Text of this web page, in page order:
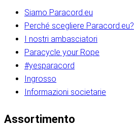
Siamo Paracord.eu
Perché scegliere Paracord.eu?
I nostri ambasciatori
Paracycle your Rope
#yesparacord
Ingrosso
Informazioni societarie​​​​‌ ‍ ​‍​‍‌‍ ‌ ​‍‌‍‍‌‌‍‌ ‌‍‍‌‌‍ ‍​‍​‍​ ‍‍​‍​‍‌ ​ ‌‍​‌‌‍ ‍‌‍‍‌‌ ‌​‌ ‍‌​‍ ‍‌‍‍‌‌‍ ​‍​‍​‍ ​​‍​‍‌‍‍​‌ ​‍‌‍‌‌‌‍‌‍​‍​‍​ ‍‍​‍​‍‌‍‍​‌ ‌​‌ ‌​‌ ​​‌ ​ ​ ‍‍​‍ ​‍ ‌ ​​‌‍​‌‌ ​‍‌‍​‌‌‍​ ‌‍ ‌ ​‍‌‍‌​​‍ ‍‌ ​ ‌‍​‌‌‍ ‍‌‍‍‌‌ ‌​‌ ‍‌​‍ ‍‌ ​ ‌ ‌​‌ ‌‌‌‍‌​‌‍‍‌‌‍ ​‍ ‌‍‍‌‌‍ ‍‌ ‌​‌‍‌‌‌‍ ‍‌ ‌​​‍ ‌‍‌‌‌‍‌​‌‍‍‌‌ ‌​​‍ ‌‍ ‌‌‍ ‌‍‌​‌‍‌‌​ ‌‌ ​​‌ ​‍‌‍‌‌‌ ​ ‌‍‌‌‌‍ ‍‌ ‌​‌‍​‌‌ ‌​‌‍‍‌‌‍ ‌‍ ‍​ ‍ ‌‍‍‌‌‍‌​​ ‌‌‍‌‍‌‍ ‌‍ ‌ ‌​‌‍‌‌‌ ​‍​‍ ‌‌‍​‍‌ ​‍‌‍​‌‌‍ ‍‌‍‌​​‍ ‌‌‍‍‌‌‍ ‌‌ ​​‌ ​‍‌‍‍‌‌‍ ‍‌ ‌​​ ‍ ‌ ‌​‌ ‍‌‌ ​​‌‍‌‌​ ‌‌ ‌​‌ ​‍‌‍​‌‌‍ ‍‌ ​ ‌‍ ​‌‍​‌‌ ‌​‌‍‌‌‌‍‌​​‍ ‌‌‍ ‌‌‍‌‌‌ ​ ‌ ​ ‌‍​‌‌‍‌ ‌‍‌‌​ ‍ ‌ ​​‌‍​‌‌ ‌​‌‍‍​​ ‌‌ ‌‍‌‍​‌‌‍ ​‌ ‌‌‌‍‌‌​‍ ‍‌‍‍‌‌ ‌​‌‌ ‌​‍‌‌‌‌​​ ‌‍​‍‌‍​‌‌ ​ ‌‍‌‌‌‌‌‌‌ ​‍‌‍ ​​ ‌‌‍‍​‌ ‌​‌ ‌​‌ ​​‌ ​ ​‍‌‌​ ​ ‌​​‌​‍‌‌​ ​‍‌​‌‍​‍‌‌​ ​‍‌​‌‍‌ ​​‌‍​‌‌ ​‍‌‍​‌‌‍​ ‌‍ ‌ ​‍‌‍‌​​‍ ‍‌ ​ ‌‍​‌‌‍ ‍‌‍‍‌‌ ‌​‌ ‍‌​‍ ‍‌ ​ ‌ ‌​‌ ‌‌‌‍‌​‌‍‍‌‌‍ ​‍‌‍‌‍‍‌‌‍‌​​ ‌‌‍‌‍‌‍ ‌‍ ‌ ‌​‌‍‌‌‌ ​‍​‍ ‌‌‍​‍‌ ​‍‌‍​‌‌‍ ‍‌‍‌​​‍ ‌‌‍‍‌‌‍ ‌‌ ​​‌ ​‍‌‍‍‌‌‍ ‍‌ ‌​​‍‌‍‌ ‌​‌ ‍‌‌ ​​‌‍‌‌​ ‌‌ ‌​‌ ​‍‌‍​‌‌‍ ‍‌ ​ ‌‍ ​‌‍​‌‌ ‌​‌‍‌‌‌‍‌​​‍ ‌‌‍ ‌‌‍‌‌‌ ​ ‌ ​ ‌‍​‌‌‍‌ ‌‍‌‌​‍‌‍‌ ​​‌‍​‌‌ ‌​‌‍‍​​ ‌‌ ‌‍‌‍​‌‌‍ ​‌ ‌‌‌‍‌‌​‍ ‍‌‍‍‌‌ ‌​‌‌ ‌​‍‌‌‌‌​​‍‌‍‌ ​​‌‍‌‌‌ ​‍‌ ​ ‌ ​​‌‍‌‌‌‍​ ‌ ‌​‌‍‍‌‌ ‌‍‌‍‌‌​ ‌‌ ​​‌ ‌‌‌‍​‍‌‍ ​‌‍‍‌‌ ​ ‌‍‍​‌‍‌‌‌‍‌​​‍​‍‌ ‌​​​​‌ ‍ ​‍​‍‌‍ ‌ ​‍‌‍‍‌‌‍‌ ‌‍‍‌‌‍ ‍​‍​‍​ ‍‍​‍​‍‌ ​ ‌‍​‌‌‍ ‍‌‍‍‌‌ ‌​‌ ‍‌​‍ ‍‌‍‍‌‌‍ ​‍​‍​‍ ​​‍​‍‌‍‍​‌ ​‍‌‍‌‌‌‍‌‍​‍​‍​ ‍‍​‍​‍‌‍‍​‌ ‌​‌ ‌​‌ ​​‌ ​ ​ ‍‍​‍ ​‍ ‌ ​​‌‍​‌‌ ​‍‌‍​‌‌‍​ ‌‍ ‌ ​‍‌‍‌​​‍ ‍‌ ​ ‌‍​‌‌‍ ‍‌‍‍‌‌ ‌​‌ ‍‌​‍ ‍‌ ​ ‌ ‌​‌ ‌‌‌‍‌​‌‍‍‌‌‍ ​‍ ‌‍‍‌‌‍ ‍‌ ‌​‌‍‌‌‌‍ ‍‌ ‌​​‍ ‌‍‌‌‌‍‌​‌‍‍‌‌ ‌​​‍ ‌‍ ‌‌‍ ‌‍‌​‌‍‌‌​ ‌‌ ​​‌ ​‍‌‍‌‌‌ ​ ‌‍‌‌‌‍ ‍‌ ‌​‌‍​‌‌ ‌​‌‍‍‌‌‍ ‌‍ ‍​ ‍ ‌‍‍‌‌‍‌​​ ‌‌‍‌‍‌‍ ‌‍ ‌ ‌​‌‍‌‌‌ ​‍​‍ ‌‌‍​‍‌ ​‍‌‍​‌‌‍ ‍‌‍‌​​‍ ‌‌‍‍‌‌‍ ‌‌ ​​‌ ​‍‌‍‍‌‌‍ ‍‌ ‌​​ ‍ ‌ ‌​‌ ‍‌‌ ​​‌‍‌‌​ ‌‌ ‌​‌ ​‍‌‍​‌‌‍ ‍‌ ​ ‌‍ ​‌‍​‌‌ ‌​‌‍‌‌‌‍‌​​‍ ‌‌‍ ‌‌‍‌‌‌ ​ ‌ ​ ‌‍​‌‌‍‌ ‌‍‌‌​ ‍ ‌ ​​‌‍​‌‌ ‌​‌‍‍​​ ‌‌ ‌‍‌‍​‌‌‍ ​‌ ‌‌‌‍‌‌​‍ ‍‌‍‍‌‌ ‌​‌‌ ‌​‍‌‌‌‌​​ ‌‍​‍‌‍​‌‌ ​ ‌‍‌‌‌‌‌‌‌ ​‍‌‍ ​​ ‌‌‍‍​‌ ‌​‌ ‌​‌ ​​‌ ​ ​‍‌‌​ ​ ‌​​‌​‍‌‌​ ​‍‌​‌‍​‍‌‌​ ​‍‌​‌‍‌ ​​‌‍​‌‌ ​‍‌‍​‌‌‍​ ‌‍ ‌ ​‍‌‍‌​​‍ ‍‌ ​ ‌‍​‌‌‍ ‍‌‍‍‌‌ ‌​‌ ‍‌​‍ ‍‌ ​ ‌ ‌​‌ ‌‌‌‍‌​‌‍‍‌‌‍ ​‍‌‍‌‍‍‌‌‍‌​​ ‌‌‍‌‍‌‍ ‌‍ ‌ ‌​‌‍‌‌‌ ​‍​‍ ‌‌‍​‍‌ ​‍‌‍​‌‌‍ ‍‌‍‌​​‍ ‌‌‍‍‌‌‍ ‌‌ ​​‌ ​‍‌‍‍‌‌‍ ‍‌ ‌​​‍‌‍‌ ‌​‌ ‍‌‌ ​​‌‍‌‌​ ‌‌ ‌​‌ ​‍‌‍​‌‌‍ ‍‌ ​ ‌‍ ​‌‍​‌‌ ‌​‌‍‌‌‌‍‌​​‍ ‌‌‍ ‌‌‍‌‌‌ ​ ‌ ​ ‌‍​‌‌‍‌ ‌‍‌‌​‍‌‍‌ ​​‌‍​‌‌ ‌​‌‍‍​​ ‌‌ ‌‍‌‍​‌‌‍ ​‌ ‌‌‌‍‌‌​‍ ‍‌‍‍‌‌ ‌​‌‌ ‌​‍‌‌‌‌​​‍‌‍‌ ​​‌‍‌‌‌ ​‍‌ ​ ‌ ​​‌‍‌‌‌‍​ ‌ ‌​‌‍‍‌‌ ‌‍‌‍‌‌​ ‌‌ ​​‌ ‌‌‌‍​‍‌‍ ​‌‍‍‌‌ ​ ‌‍‍​‌‍‌‌‌‍‌​​‍​‍‌ ‌
Assortimento